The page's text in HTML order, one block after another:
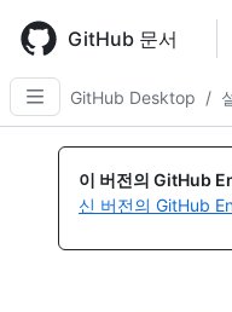
main
content
GitHub 문서
GitHub Desktop /
이 버전의 GitHub
신 버전의 GitHub